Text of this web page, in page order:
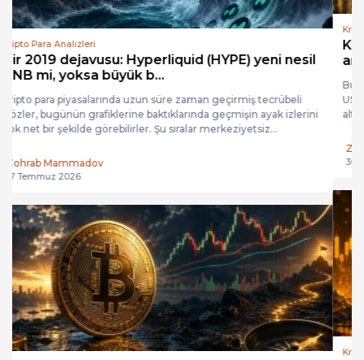
Kripto Para Analizleri
Kriptonun gölge imparatorluğu: Tether ve
arkasındaki gizemli İtalyan c...
Bugün kripto para piyasasında işlem yapan herkes, en az bir kez
USDT (Tether) kullanmıştır. Bitcoin düşerken sığındığımız,
altcoin alırken köprü olarak kullandığımız bu...
30 Temmuz 2026
Kripto Para Analizleri